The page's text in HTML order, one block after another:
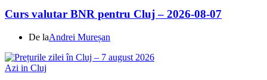
Curs valutar BNR pentru Cluj – 2026-08-07
De laAndrei Mureșan
Azi in Cluj